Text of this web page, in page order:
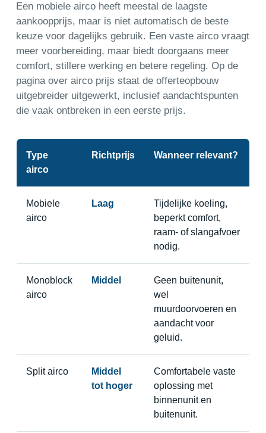
Een mobiele airco heeft meestal de laagste
aankoopprijs, maar is niet automatisch de beste
keuze voor dagelijks gebruik. Een vaste airco vraagt
meer voorbereiding, maar biedt doorgaans meer
comfort, stillere werking en betere regeling. Op de
pagina over airco prijs staat de offerteopbouw
uitgebreider uitgewerkt, inclusief aandachtspunten
die vaak ontbreken in een eerste prijs.
Type
airco
Richtprijs Wanneer relevant?
Mobiele
airco
Laag
Tijdelijke koeling,
beperkt comfort,
raam- of slangafvoer
nodig.
Monoblock
airco
Middel
Geen buitenunit,
wel
muurdoorvoeren en
aandacht voor
geluid.
Split airco
Middel
tot hoger
Comfortabele vaste
oplossing met
binnenunit en
buitenunit.